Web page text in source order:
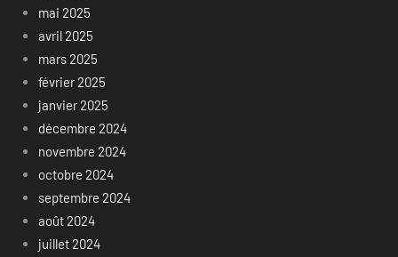
mai 2025
avril 2025
mars 2025
février 2025
janvier 2025
décembre 2024
novembre 2024
octobre 2024
septembre 2024
août 2024
juillet 2024